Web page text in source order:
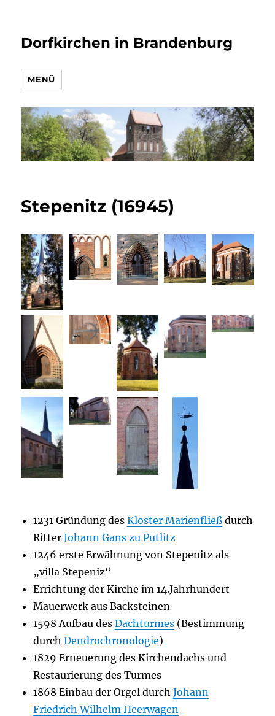
Dorfkirchen in Brandenburg
MENÜ
Stepenitz (16945)
1231 Gründung desKloster Marienfließ durch
RitterJohann Gans zu Putlitz
1246 erste Erwähnung von Stepenitz als
„villa Stepeniz“
Errichtung der Kirche im 14.Jahrhundert
Mauerwerk aus Backsteinen
1598 Aufbau desDachturmes (Bestimmung
durchDendrochronologie)
1829 Erneuerung des Kirchendachs und
Restaurierung des Turmes
1868 Einbau der Orgel durchJohann
Friedrich Wilhelm Heerwagen